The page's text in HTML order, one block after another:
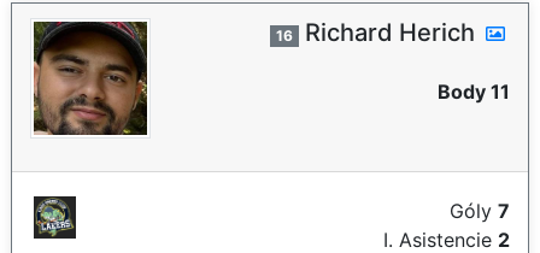
16 Richard Herich
Body 11
Góly 7
I. Asistencie 2